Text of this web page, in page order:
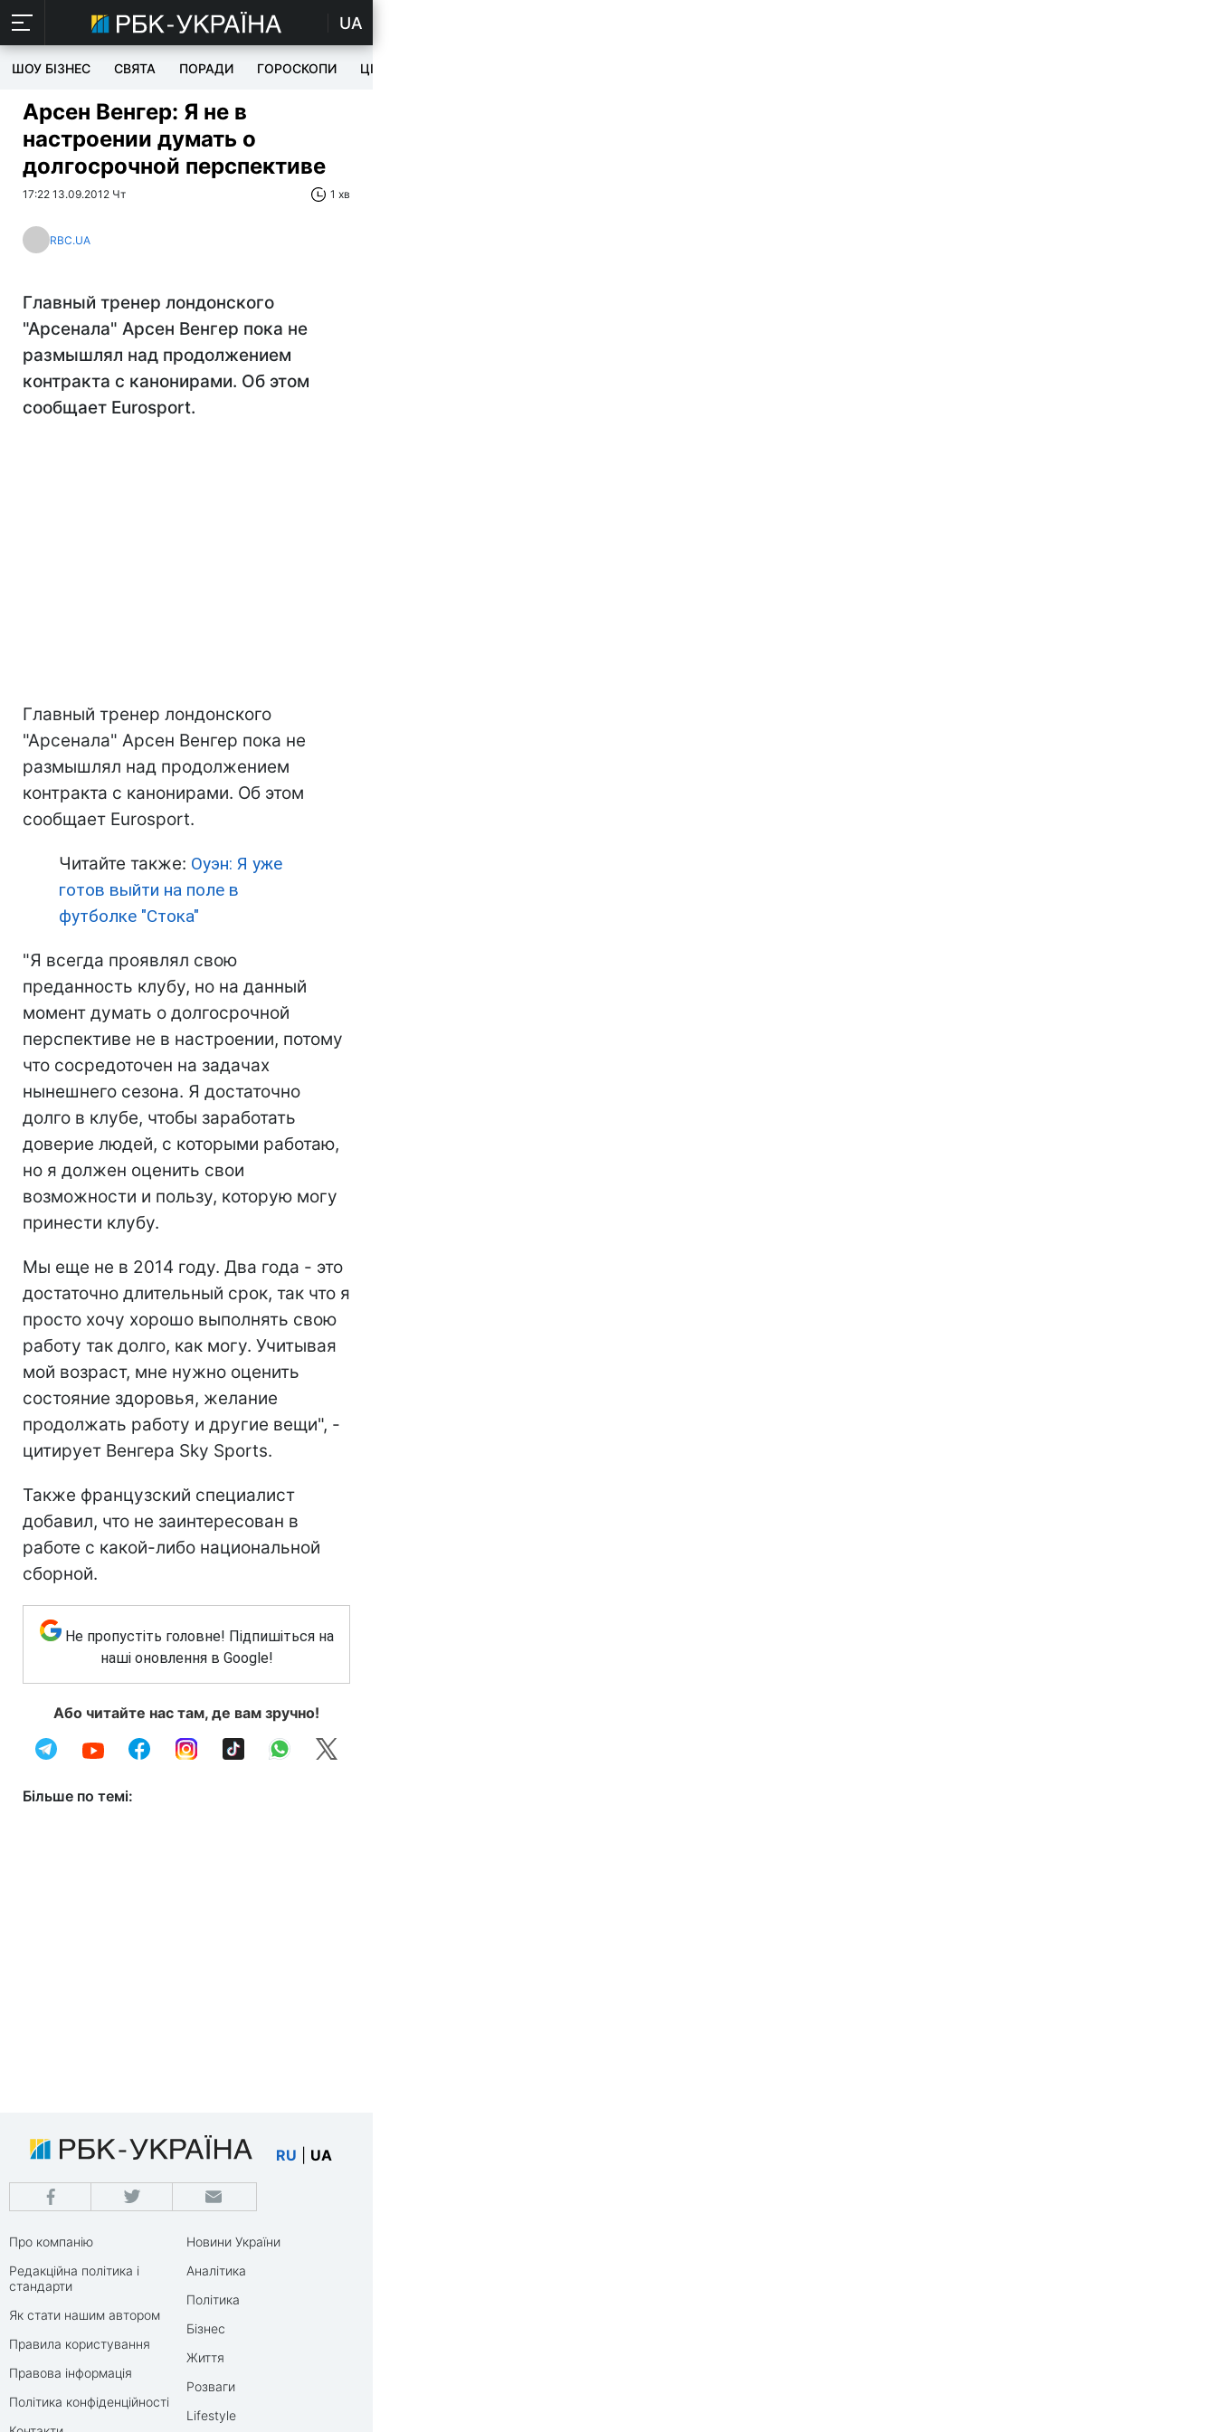
UA
ШОУ БІЗНЕС СВЯТА ПОРАДИ ГОРОСКОПИ ЦІКАВЕ
Арсен Венгер: Я не в
настроении думать о
долгосрочной перспективе
17:22 13.09.2012 Чт 1 хв
RBC.UA
Главный тренер лондонского
"Арсенала" Арсен Венгер пока не
размышлял над продолжением
контракта с канонирами. Об этом
сообщает Eurosport.
Главный тренер лондонского
"Арсенала" Арсен Венгер пока не
размышлял над продолжением
контракта с канонирами. Об этом
сообщает Eurosport.
Читайте также: Оуэн: Я уже
готов выйти на поле в
футболке "Стока"
"Я всегда проявлял свою
преданность клубу, но на данный
момент думать о долгосрочной
перспективе не в настроении, потому
что сосредоточен на задачах
нынешнего сезона. Я достаточно
долго в клубе, чтобы заработать
доверие людей, с которыми работаю,
но я должен оценить свои
возможности и пользу, которую могу
принести клубу.
Мы еще не в 2014 году. Два года - это
достаточно длительный срок, так что я
просто хочу хорошо выполнять свою
работу так долго, как могу. Учитывая
мой возраст, мне нужно оценить
состояние здоровья, желание
продолжать работу и другие вещи", -
цитирует Венгера Sky Sports.
Также французский специалист
добавил, что не заинтересован в
работе с какой-либо национальной
сборной.
Не пропустіть головне! Підпишіться на
наші оновлення в Google!
Або читайте нас там, де вам зручно!
Більше по темі:
RU UA
Про компанію
Редакційна політика і
стандарти
Як стати нашим автором
Правила користування
Правова інформація
Політика конфіденційності
Новини України
Аналітика
Політика
Бізнес
Життя
Розваги
Lifestyle